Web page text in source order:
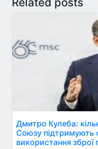
Дмитро Кулеба:
Союзу підтримують
використання зброї